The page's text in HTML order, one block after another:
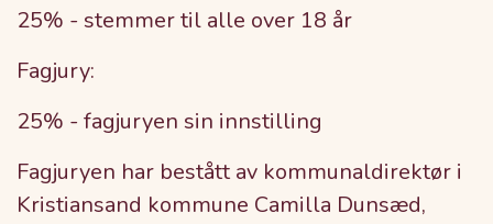
25% - stemmer til alle over 18 år
Fagjury:
25% - fagjuryen sin innstilling
Fagjuryen har bestått av kommunaldirektør i
Kristiansand kommune Camilla Dunsæd,